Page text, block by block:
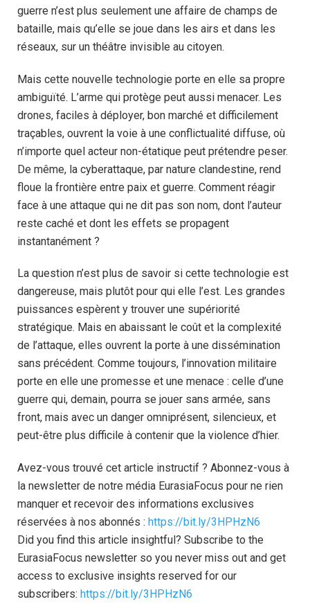
guerre n’est plus seulement une affaire de champs de
bataille, mais qu’elle se joue dans les airs et dans les
réseaux, sur un théâtre invisible au citoyen.
Mais cette nouvelle technologie porte en elle sa propre
ambiguïté. L’arme qui protège peut aussi menacer. Les
drones, faciles à déployer, bon marché et difficilement
traçables, ouvrent la voie à une conflictualité diffuse, où
n’importe quel acteur non-étatique peut prétendre peser.
De même, la cyberattaque, par nature clandestine, rend
floue la frontière entre paix et guerre. Comment réagir
face à une attaque qui ne dit pas son nom, dont l’auteur
reste caché et dont les effets se propagent
instantanément ?
La question n’est plus de savoir si cette technologie est
dangereuse, mais plutôt pour qui elle l’est. Les grandes
puissances espèrent y trouver une supériorité
stratégique. Mais en abaissant le coût et la complexité
de l’attaque, elles ouvrent la porte à une dissémination
sans précédent. Comme toujours, l’innovation militaire
porte en elle une promesse et une menace : celle d’une
guerre qui, demain, pourra se jouer sans armée, sans
front, mais avec un danger omniprésent, silencieux, et
peut-être plus difficile à contenir que la violence d’hier.
Avez-vous trouvé cet article instructif ? Abonnez-vous à
la newsletter de notre média EurasiaFocus pour ne rien
manquer et recevoir des informations exclusives
réservées à nos abonnés : https://bit.ly/3HPHzN6
Did you find this article insightful? Subscribe to the
EurasiaFocus newsletter so you never miss out and get
access to exclusive insights reserved for our
subscribers: https://bit.ly/3HPHzN6